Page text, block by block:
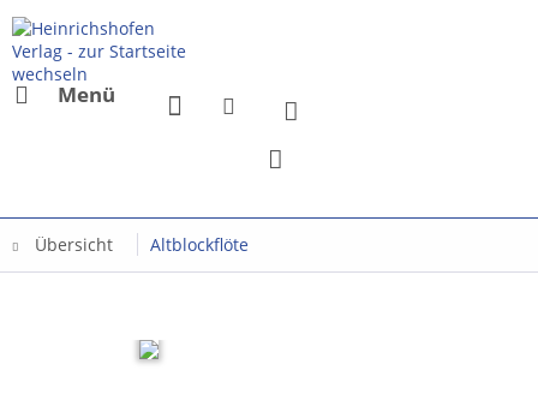
Menü
Übersicht Altblockflöte